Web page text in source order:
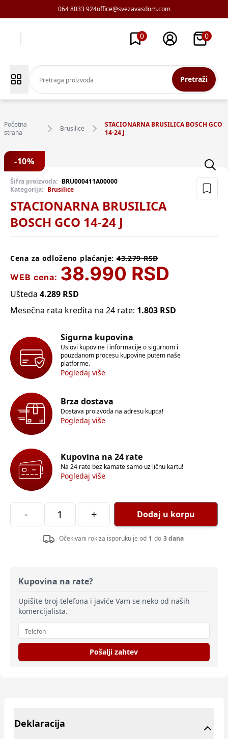
064 8033 924office@svezavasdom.com
0 0
Pretraži
Početna
strana
Brusilice
STACIONARNA BRUSILICA BOSCH GCO
14-24 J
-10%
Šifra proizvoda: BRU000411A00000
Kategorija: Brusilice
STACIONARNA BRUSILICA
BOSCH GCO 14-24 J
Cena za odloženo plaćanje: 43.279RSD
WEB cena: 38.990 RSD
Ušteda 4.289 RSD
Mesečna rata kredita na 24 rate: 1.803 RSD
Sigurna kupovina
Uslovi kupovine i informacije o sigurnom i
pouzdanom procesu kupovine putem naše
platforme.
Pogledaj više
Brza dostava
Dostava proizvoda na adresu kupca!
Pogledaj više
Kupovina na 24 rate
Na 24 rate bez kamate samo uz ličnu kartu!
Pogledaj više
- + Dodaj u korpu
Očekivani rok za isporuku je od 1 do 3 dana
Kupovina na rate?
Upišite broj telefona i javiće Vam se neko od naših
komercijalista.
Pošalji zahtev
Deklaracija